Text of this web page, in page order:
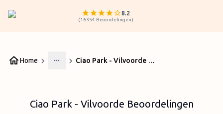
8.2
(16354 Beoordelingen)
Home
More
Ciao Park - Vilvoorde Beoordelingen
Ciao Park - Vilvoorde Beoordelingen